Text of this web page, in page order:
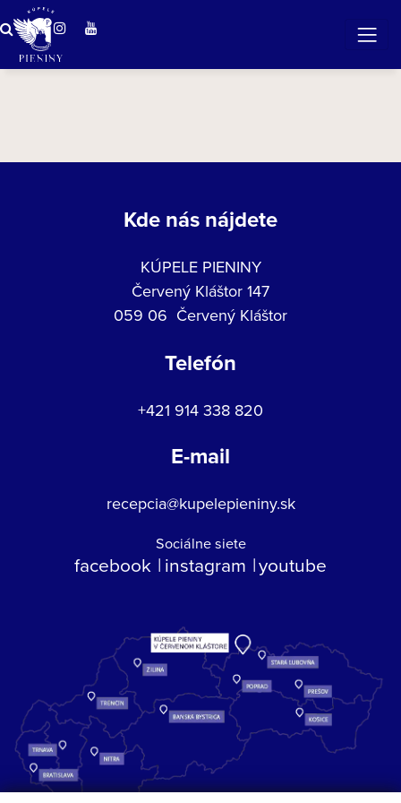
Zázračná voda v Pieninách
Kde nás nájdete
KÚPELE PIENINY
Červený Kláštor 147
059 06 Červený Kláštor
Telefón
+421 914 338 820
E-mail
recepcia@kupelepieniny.sk
Sociálne siete
facebook instagram youtube